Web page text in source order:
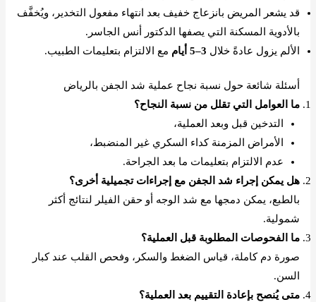
قد يشعر المريض بانزعاج خفيف بعد انتهاء مفعول التخدير، ويُخفَّف
بالأدوية المسكنة التي يصفها الدكتور أنس الجاسر.
الألم يزول عادةً خلال 3–5 أيام مع الالتزام بتعليمات الطبيب.
أسئلة شائعة حول نسبة نجاح عملية شد الجفن بالرياض
ما العوامل التي تقلل من نسبة النجاح؟
التدخين قبل وبعد العملية،
الأمراض المزمنة كداء السكري غير المنضبط،
عدم الالتزام بتعليمات ما بعد الجراحة.
هل يمكن إجراء شد الجفن مع إجراءات تجميلية أخرى؟
بالطبع، يمكن دمجها مع شد الوجه أو حقن الفيلر لنتائج أكثر
شمولية.
ما الفحوصات المطلوبة قبل العملية؟
صورة دم كاملة، قياس الضغط والسكر، وفحص القلب عند كبار
السن.
متى يُنصح بإعادة التقييم بعد العملية؟